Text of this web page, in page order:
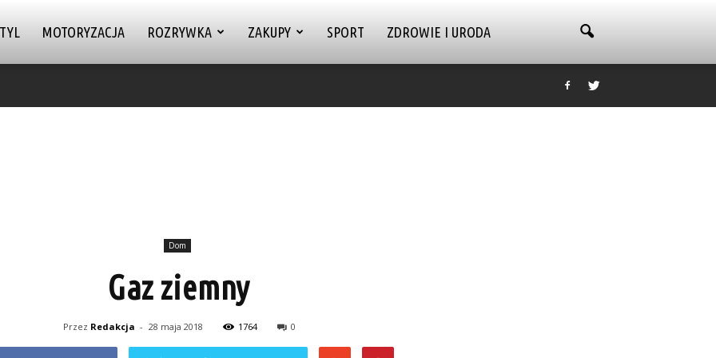
MOTORYZACJA ROZRYWKA ZAKUPY SPORT ZDROWIE I URODA
Dom
Gaz ziemny
Przez Redakcja - 28 maja 2018 1764 0